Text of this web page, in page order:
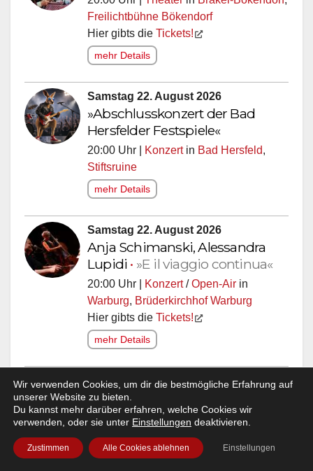
Freilichtbühne Bökendorf
Hier gibts die Tickets!
mehr Details
Samstag 22. August 2026
»Abschlusskonzert der Bad
Hersfelder Festspiele«
20:00 Uhr | Konzertin Bad Hersfeld,
Stiftsruine
mehr Details
Samstag 22. August 2026
Anja Schimanski, Alessandra
Lupidi • »E il viaggio continua«
20:00 Uhr | Konzert/Open-Air in
Warburg, Brüderkirchhof Warburg
Hier gibts die Tickets!
mehr Details
Samstag 22. August 2026
Santiano
zusammen - Open Air 2026«
Kaiserpfalz Goslar
Wir verwenden Cookies, um dir die bestmögliche Erfahrung auf
unserer Website zu bieten.
Du kannst mehr darüber erfahren, welche Cookies wir
verwenden, oder sie unter Einstellungen deaktivieren.
Zustimmen Alle Cookies ablehnen Einstellungen